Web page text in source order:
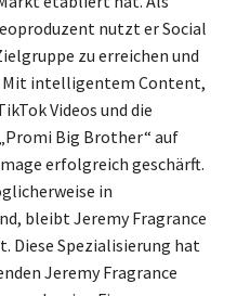
nutzt er Social
zu erreichen und
Mit intelligentem Content,
Videos und die
Big Brother“ auf
erfolgreich geschärft.
in
bleibt Jeremy Fragrance
Diese Spezialisierung hat
Jeremy Fragrance